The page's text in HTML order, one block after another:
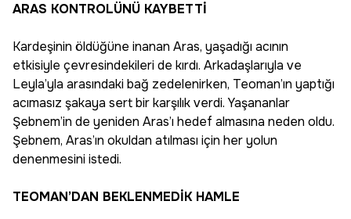
ARAS KONTROLÜNÜ KAYBETTİ
Kardeşinin öldüğüne inanan Aras, yaşadığı acının
etkisiyle çevresindekileri de kırdı. Arkadaşlarıyla ve
Leyla’yla arasındaki bağ zedelenirken, Teoman’ın yaptığı
acımasız şakaya sert bir karşılık verdi. Yaşananlar
Şebnem’in de yeniden Aras’ı hedef almasına neden oldu.
Şebnem, Aras’ın okuldan atılması için her yolun
denenmesini istedi.
TEOMAN’DAN BEKLENMEDİK HAMLE